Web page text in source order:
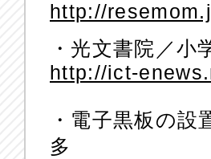
http://
・光文書院／
http://ict-
・電子黒板の
多